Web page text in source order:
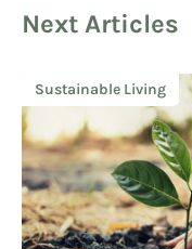
Next Articles
Sustainable Living